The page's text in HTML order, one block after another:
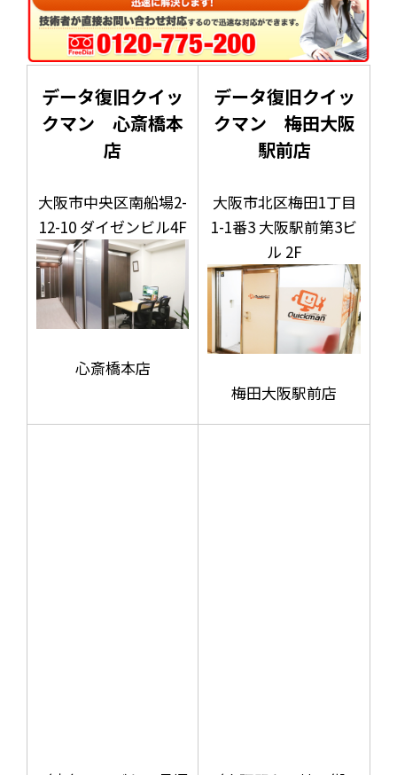
データ復旧クイッ
クマン 心斎橋本
店
大阪市中央区南船場2-
12-10 ダイゼンビル4F
心斎橋本店
データ復旧クイッ
クマン 梅田大阪
駅前店
大阪市北区梅田1丁目
1-1番3 大阪駅前第3ビ
ル 2F
梅田大阪駅前店